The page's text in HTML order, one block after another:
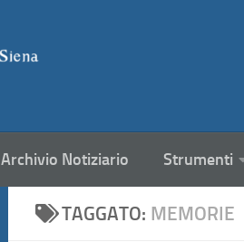
Archivio Notiziario Strumenti
TAGGATO: MEMORIE